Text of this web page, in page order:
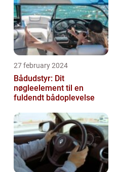
27 february 2024
Bådudstyr: Dit
nøgleelement til en
fuldendt bådoplevelse